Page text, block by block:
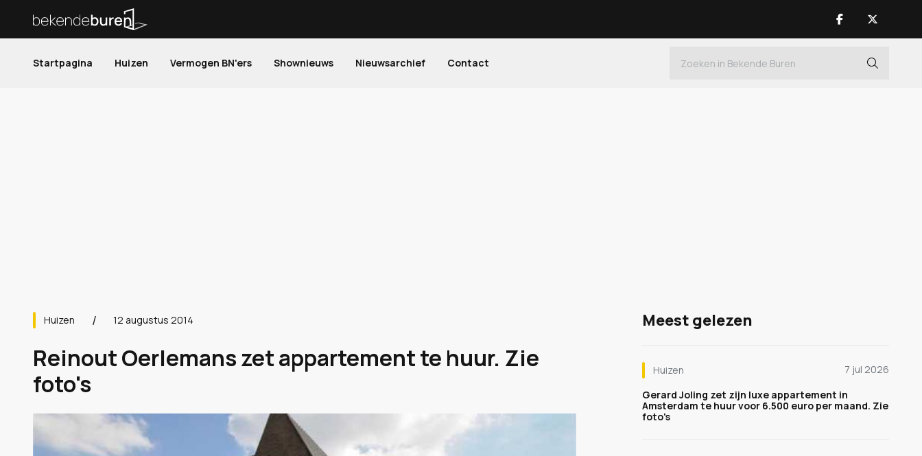
Startpagina Huizen Vermogen BN'ers Shownieuws Nieuwsarchief Contact
Huizen 12 augustus 2014
Reinout Oerlemans zet appartement te huur. Zie
foto's
Meest gelezen
Huizen
7 jul 2026
Gerard Joling zet zijn luxe appartement in
Amsterdam te huur voor 6.500 euro per maand. Zie
foto's